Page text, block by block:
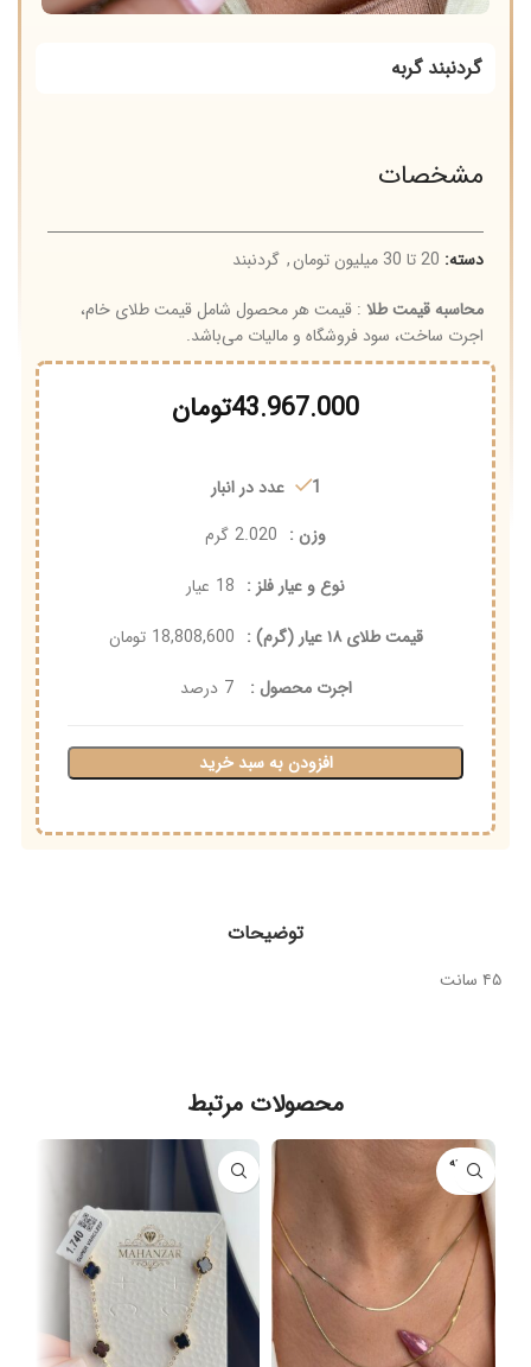
گردنبند گربه
مشخصات
دسته: 20 تا 30 میلیون تومان , گردنبند
محاسبه قیمت طلا : قیمت هر محصول شامل قیمت طلای خام،
اجرت ساخت، سود فروشگاه و مالیات می‌باشد.
43.967.000تومان
1 عدد در انبار
وزن : 2.020 گرم
نوع و عیار فلز : 18 عیار
قیمت طلای ۱۸ عیار (گرم) :
18,808,600 تومان
اجرت محصول :
7 درصد
افزودن به سبد خرید
توضیحات
۴۵ سانت
محصولات مرتبط
فروخته
شده